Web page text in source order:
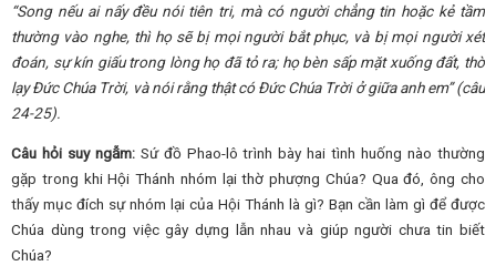
“Song nếu ai nấy đều nói tiên tri, mà có người chẳng tin hoặc kẻ tầm
thường vào nghe, thì họ sẽ bị mọi người bắt phục, và bị mọi người xét
đoán, sự kín giấu trong lòng họ đã tỏ ra; họ bèn sấp mặt xuống đất, thờ
lạy Đức Chúa Trời, và nói rằng thật có Đức Chúa Trời ở giữa anh em” (câu
24-25).
Câu hỏi suy ngẫm: Sứ đồ Phao-lô trình bày hai tình huống nào thường
gặp trong khi Hội Thánh nhóm lại thờ phượng Chúa? Qua đó, ông cho
thấy mục đích sự nhóm lại của Hội Thánh là gì? Bạn cần làm gì để được
Chúa dùng trong việc gây dựng lẫn nhau và giúp người chưa tin biết
Chúa?